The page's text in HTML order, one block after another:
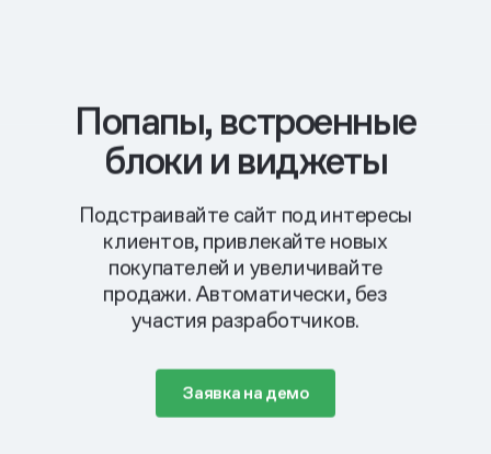
Попапы, встроенные
блоки и виджеты
Подстраивайте сайт под интересы
клиентов, привлекайте новых
покупателей и увеличивайте
продажи. Автоматически, без
участия разработчиков.
Заявка на демо